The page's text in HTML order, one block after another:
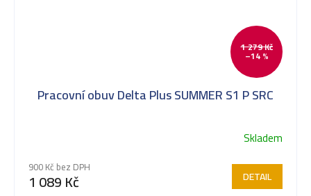
1 279 Kč
–14 %
Pracovní obuv Delta Plus SUMMER S1 P SRC
Skladem
900 Kč bez DPH
1 089 Kč DETAIL